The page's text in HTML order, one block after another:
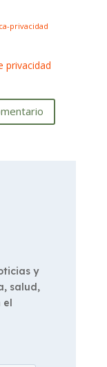
privacidad
privacidad
y
salud,
el